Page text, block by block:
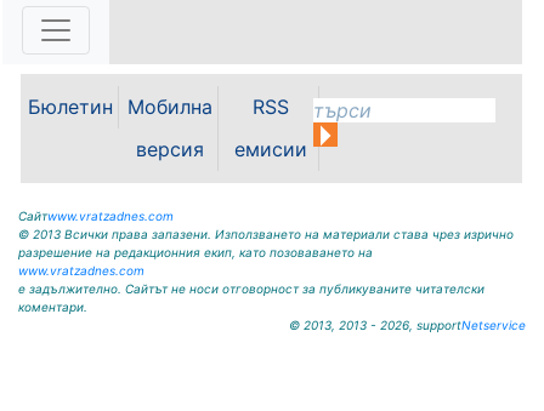
ВРАЦА 3060 гр. Криводол, ул.
09117/20-45, e-mail:
На основание чл. 8, ал. 4,
чл. 14, ал. 7 от ЗОС; чл. 92, ал. 1...
Бюлетин
Мобилна
версия
RSS
емисии
Сайтwww.vratzadnes.com
© 2013 Всички права запазени. Използването на материали става чрез изрично
разрешение на редакционния екип, като позоваването на
www.vratzadnes.com
е задължително. Сайтът не носи отговорност за публикуваните читателски
коментари.
© 2013, 2013 - 2026, supportNetservice